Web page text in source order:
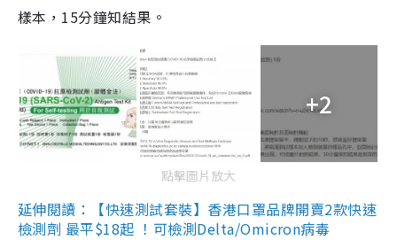
樣本，15分鐘知結果。
+2
點擊圖片放大
延伸閱讀：【快速測試套裝】香港口罩品牌開賣2款快速
檢測劑 最平$18起 ！可檢測Delta/Omicron病毒